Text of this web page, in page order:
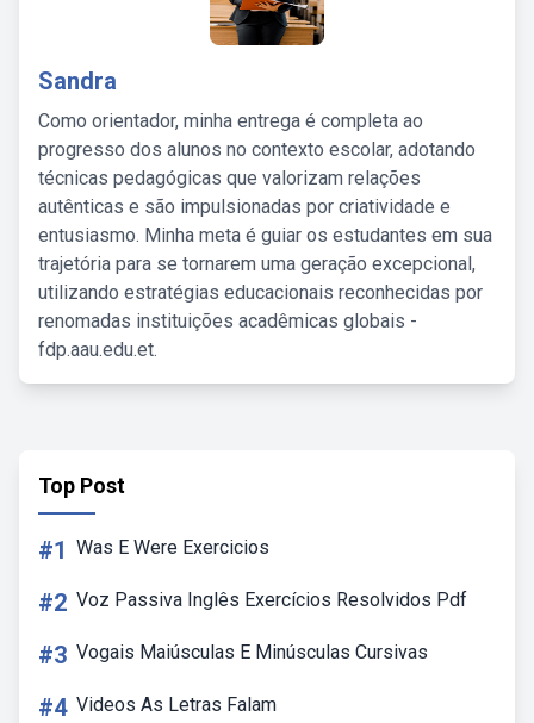
Sandra
Como orientador, minha entrega é completa ao
progresso dos alunos no contexto escolar, adotando
técnicas pedagógicas que valorizam relações
autênticas e são impulsionadas por criatividade e
entusiasmo. Minha meta é guiar os estudantes em sua
trajetória para se tornarem uma geração excepcional,
utilizando estratégias educacionais reconhecidas por
renomadas instituições acadêmicas globais -
fdp.aau.edu.et.
Top Post
#1 Was E Were Exercicios
#2 Voz Passiva Inglês Exercícios Resolvidos Pdf
#3 Vogais Maiúsculas E Minúsculas Cursivas
#4 Videos As Letras Falam